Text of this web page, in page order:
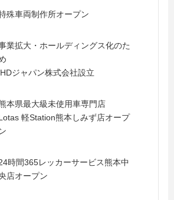
殊車両制作所オープン
業拡大・ホールディングス化のた
ジャパン株式会社設立
本県最大級未使用車専門店
軽Station熊本しみず店オープ
ン
時間365レッカーサービス熊本中
店オープン